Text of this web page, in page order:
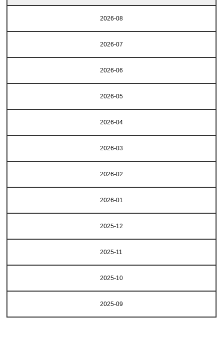
2026-08
2026-07
2026-06
2026-05
2026-04
2026-03
2026-02
2026-01
2025-12
2025-11
2025-10
2025-09